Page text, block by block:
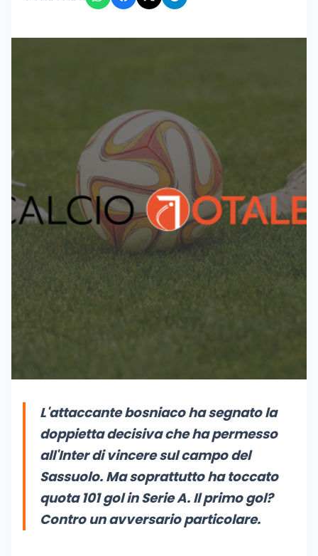
L'attaccante bosniaco ha segnato la
doppietta decisiva che ha permesso
all'Inter di vincere sul campo del
Sassuolo. Ma soprattutto ha toccato
quota 101 gol in Serie A. Il primo gol?
Contro un avversario particolare.